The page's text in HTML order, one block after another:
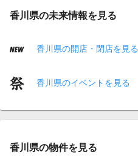
香川県の未来情報を見る
香川県の開店・閉店を見る
香川県のイベントを見る
香川県の物件を見る